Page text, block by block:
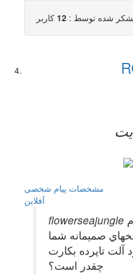
شده توسط : 12 کاربر
مشخصات پیام شخصی
آفلاين
آلت تاپرده بكارت
چقدر است؟